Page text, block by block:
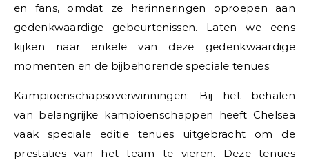
en fans, omdat ze herinneringen oproepen aan
gedenkwaardige gebeurtenissen. Laten we eens
kijken naar enkele van deze gedenkwaardige
momenten en de bijbehorende speciale tenues:
Kampioenschapsoverwinningen: Bij het behalen
van belangrijke kampioenschappen heeft Chelsea
vaak speciale editie tenues uitgebracht om de
prestaties van het team te vieren. Deze tenues